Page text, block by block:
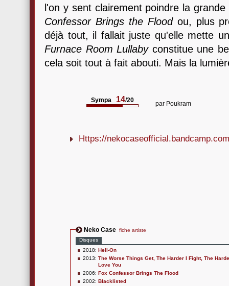
l'on y sent clairement poindre la
Confessor Brings the Floodou, plus
déjà tout, il fallait juste qu'elle mette
Furnace Room Lullabyconstitue une
cela soit tout à fait abouti. Mais la
Sympa 14/20 par Poukram
Https://
Neko Case fiche artiste
Disques
2018: Hell-On
2013: The Worse Things Get, The Harder I Fight, The
Love You
2006: Fox Confessor Brings The Flood
2002: Blacklisted